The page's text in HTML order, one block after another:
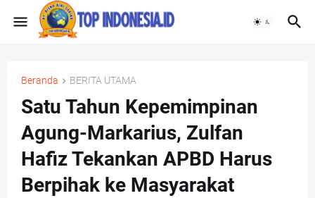
Beranda BERITA UTAMA
Satu Tahun Kepemimpinan
Agung-Markarius, Zulfan
Hafiz Tekankan APBD Harus
Berpihak ke Masyarakat